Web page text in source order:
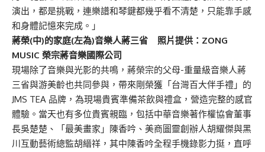
演出，都是挑戰，連樂譜和琴鍵都幾乎看不清楚，只能靠手感
和身體記憶來完成。」
蔣榮(中)的家庭(左為)音樂人蔣三省 照片提供：ZONG
MUSIC 榮宗蔣音樂國際公司
現場除了音樂與光影的共鳴，蔣榮宗的父母-重量級音樂人蔣
三省與游美齡也共同參與，帶來剛榮獲「台灣百大伴手禮」的
JMS TEA 品牌，為現場貴賓準備茶飲與禮盒，營造完整的感官
體驗。當天也有多位貴賓親臨，包括中華音樂著作權協會董事
長吳楚楚、「最美畫家」陳香吟、美商圖靈創辦人胡耀傑與黑
川互動藝術總監胡縉祥，其中陳香吟全程手機錄影力挺，直呼